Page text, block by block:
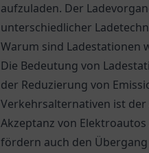
aufzuladen. Der
unterschiedlicher
Warum sind Ladestationen
Die Bedeutung von
der Reduzierung von
Verkehrsalternativen ist der
Akzeptanz von
fördern auch den